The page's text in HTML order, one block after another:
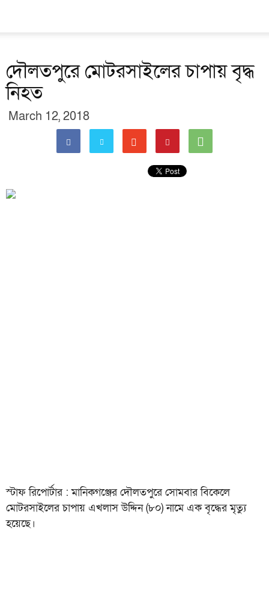
দৌলতপুরে মোটরসাইলের চাপায় বৃদ্ধ
নিহত
March 12, 2018
স্টাফ রিপোর্টার : মানিকগঞ্জের দৌলতপুরে সোমবার বিকেলে
মোটরসাইলের চাপায় এখলাস উদ্দিন (৮০) নামে এক বৃদ্ধের মৃত্যু
হয়েছে।